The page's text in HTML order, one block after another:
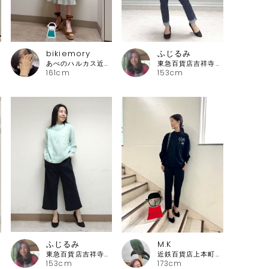
161cm
bikiemory
あべのハルカス近鉄本店 ピッコーネ
153cm
ふじるみ
東急百貨店吉祥寺店 ピッコーネ
153cm
ふじるみ
東急百貨店吉祥寺店 ピッコーネ
173cm
M.K
近鉄百貨店上本町店 ピッコーネ・ピッコーネクラブ